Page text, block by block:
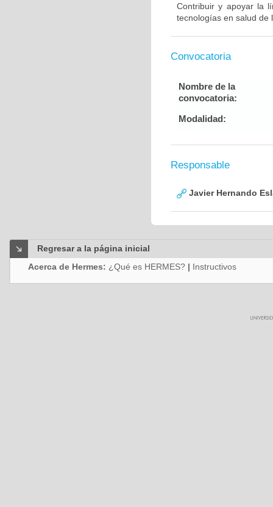
Contribuir y apoyar la
tecnologías en salud de
Convocatoria
Nombre de la
convocatoria:
Modalidad:
Responsable
Javier Hernando
Regresar a la página inicial
Acerca de Hermes: ¿Qué es HERMES? | Instructivos